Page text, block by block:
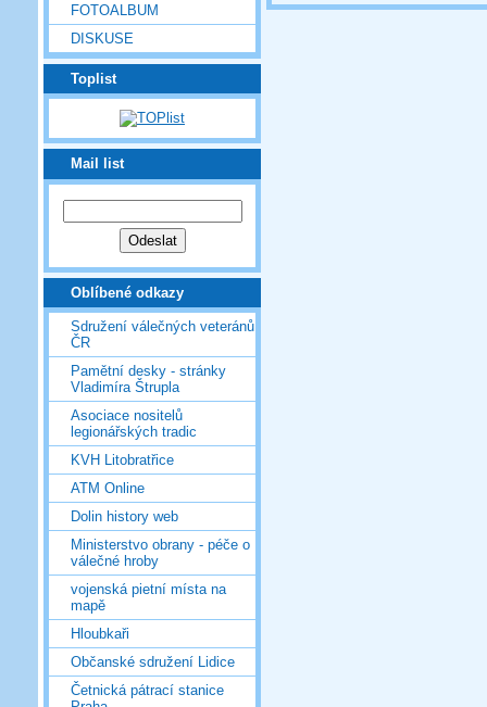
FOTOALBUM
DISKUSE
Toplist
Mail list
Oblíbené odkazy
Sdružení válečných veteránů
ČR
Pamětní desky - stránky
Vladimíra Štrupla
Asociace nositelů
legionářských tradic
KVH Litobratřice
ATM Online
Dolin history web
Ministerstvo obrany - péče o
válečné hroby
vojenská pietní místa na
mapě
Hloubkaři
Občanské sdružení Lidice
Četnická pátrací stanice